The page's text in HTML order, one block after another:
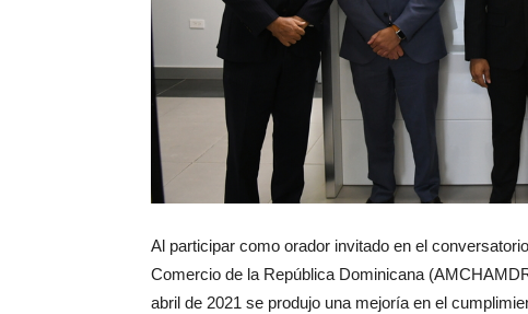
Al participar como orador invitado en el
Comercio de la República Dominicana
abril de 2021 se produjo una mejoría en el